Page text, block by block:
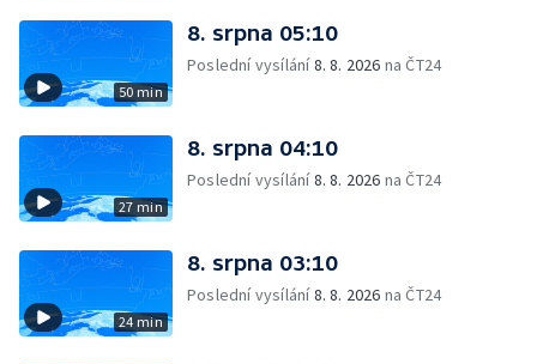
50 min
8. srpna 05:10
Poslední vysílání8. 8. 2026 na ČT24
27 min
8. srpna 04:10
Poslední vysílání8. 8. 2026 na ČT24
24 min
8. srpna 03:10
Poslední vysílání8. 8. 2026 na ČT24